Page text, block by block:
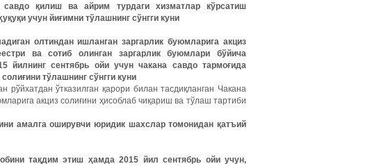
қилиш ва айрим турдаги хизматлар кўрсатиш
учун йиғимни тўлашнинг сўнгги куни
олтиндан ишланган заргарлик буюмларига акциз
ва сотиб олинган заргарлик буюмлари бўйича
йилнинг сентябрь ойи учун чакана савдо тармоғида
тўлашнинг сўнгги куни
ўтказилган қарори билан тасдиқланган Чакана
акциз солиғини ҳисоблаб чиқариш ва тўлаш тартиби
амалга оширувчи юридик шахслар томонидан қатъий
тақдим этиш ҳамда 2015 йил сентябрь ойи учун,